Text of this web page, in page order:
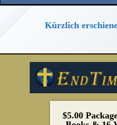
Kürzlich
$5.00